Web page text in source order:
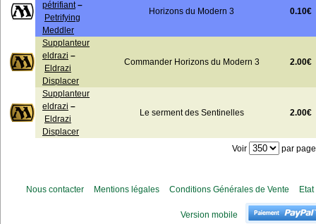
pétrifiant–
Petrifying
Meddler
Horizons du Modern 3 0.10€
Supplanteur
eldrazi –
Eldrazi
Displacer
Commander Horizons du Modern 3 2.00€
Supplanteur
eldrazi –
Eldrazi
Displacer
Le serment des Sentinelles 2.00€
Voir par page
Nous contacter Mentions légales Conditions Générales de Vente
Version mobile